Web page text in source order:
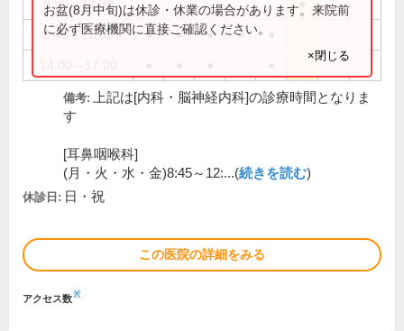
8:30～12:30
8:45～12:30 ● ● ● ●
お盆(8月中旬)は休診・休業の場合があります。来院前
に必ず医療機関に直接ご確認ください。
×閉じる
備考:
上記は[内科・脳神経内科]の診療時間となりま
す
[耳鼻咽喉科]
(月・火・水・金)8:45～12:...(続きを読む)
休診日: 日・祝
この医院の詳細をみる
アクセス数※